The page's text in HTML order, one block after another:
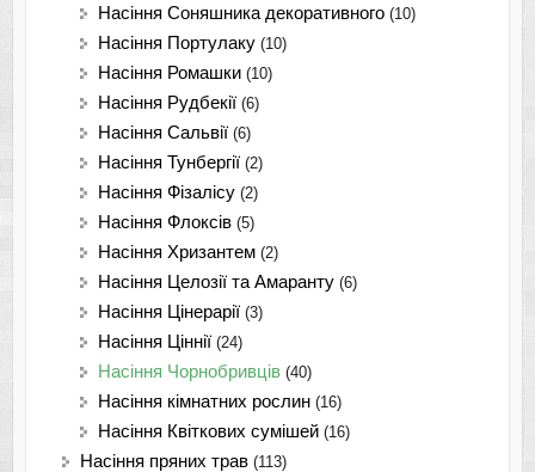
Насіння Соняшника декоративного (10)
Насіння Портулаку (10)
Насіння Ромашки (10)
Насіння Рудбекії (6)
Насіння Сальвії (6)
Насіння Тунбергії (2)
Насіння Фізалісу (2)
Насіння Флоксів (5)
Насіння Хризантем (2)
Насіння Целозії та Амаранту (6)
Насіння Цінерарії (3)
Насіння Ціннії (24)
Насіння Чорнобривців (40)
Насіння кімнатних рослин (16)
Насіння Квіткових сумішей (16)
Насіння пряних трав (113)